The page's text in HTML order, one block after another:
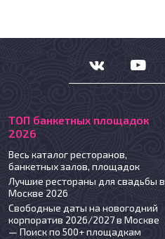
ТОП банкетных площадок
2026
Весь каталог ресторанов,
банкетных залов, площадок
Лучшие рестораны для свадьбы в
Москве 2026
Свободные даты на новогодний
корпоратив 2026/2027 в Москве
— Поиск по 500+ площадкам